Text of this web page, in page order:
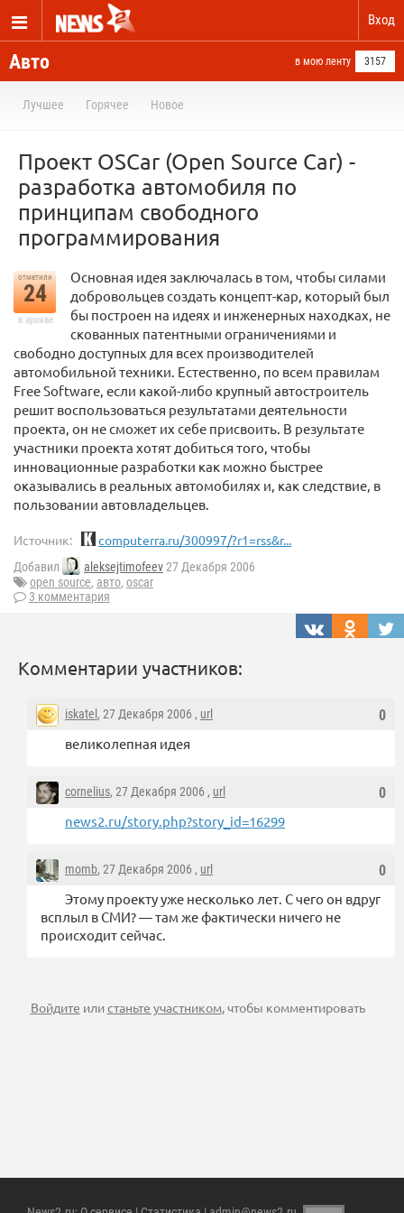
Вход
Авто в мою ленту 3157
Лучшее Горячее Новое
Проект OSCar (Open Source Car) -
разработка автомобиля по
принципам свободного
программирования
отметили
24
в архиве
Основная идея заключалась в том, чтобы силами
добровольцев создать концепт-кар, который был
бы построен на идеях и инженерных находках, не
скованных патентными ограничениями и
свободно доступных для всех производителей
автомобильной техники. Естественно, по всем правилам
Free Software, если какой-либо крупный автостроитель
решит воспользоваться результатами деятельности
проекта, он не сможет их себе присвоить. В результате
участники проекта хотят добиться того, чтобы
инновационные разработки как можно быстрее
оказывались в реальных автомобилях и, как следствие, в
пользовании автовладельцев.
Источник: computerra.ru/300997/?r1=rss&r...
Добавил aleksejtimofeev27 Декабря 2006
open source, авто, oscar
3 комментария
Комментарии участников:
0
iskatel , 27 Декабря 2006 , url
великолепная идея
0
cornelius, 27 Декабря 2006 , url
news2.ru/story.php?story_id=16299
0
momb, 27 Декабря 2006 , url
Этому проекту уже несколько лет. С чего он вдруг
всплыл в СМИ? — там же фактически ничего не
происходит сейчас.
Войдите илистаньте участником, чтобы комментировать